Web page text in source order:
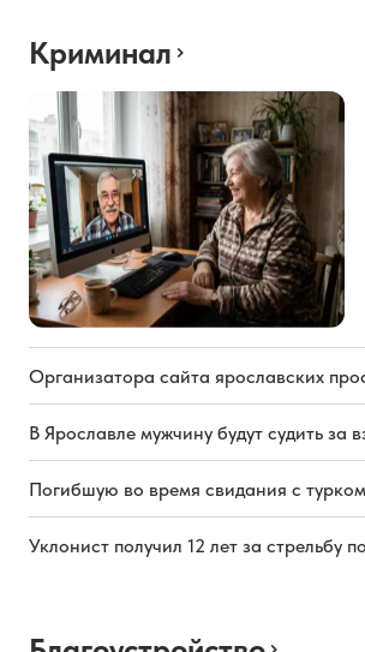
Криминал
Организатора сайта ярославских
В Ярославле мужчину будут судить за
Погибшую во время свидания с
Уклонист получил 12 лет за стрельбу